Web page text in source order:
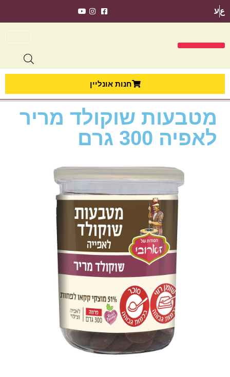
عע
חנות אונליין
מטבעות שוקולד מריר
לאפיה 300 גרם